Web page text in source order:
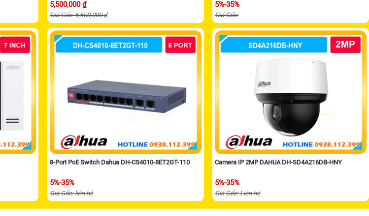
5,500,000 ₫
Giá Gốc: 6,500,000 ₫
5%-35%
Giá Gốc:
8-Port PoE Switch Dahua DH-CS4010-8ET2GT-110
5%-35%
Giá Gốc: liên hệ
Camera IP 2MP DAHUA DH-SD4A216DB-HNY
5%-35%
Giá Gốc: Liên hệ